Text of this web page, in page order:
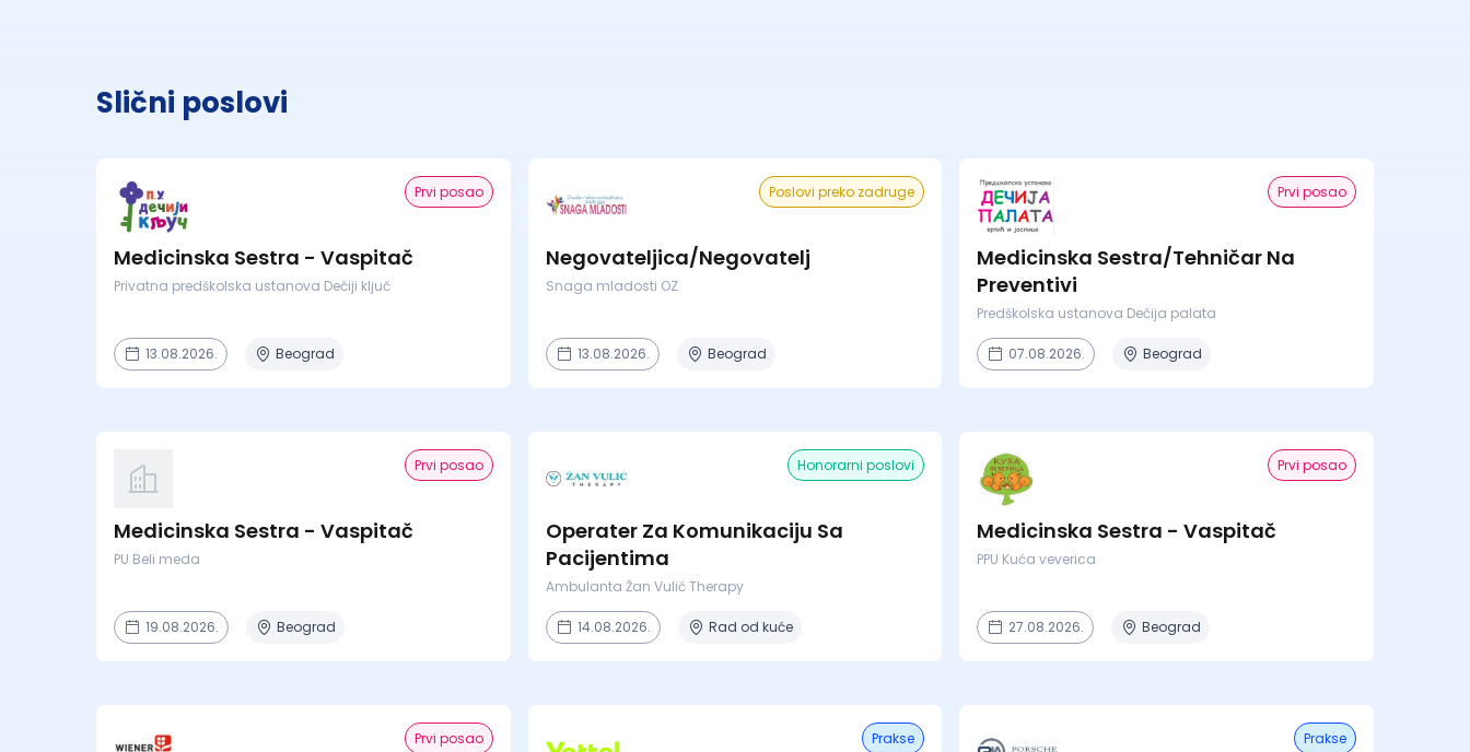
Slični poslovi
Prvi posao
Medicinska Sestra - Vaspitač
Privatna predškolska ustanova Dečiji ključ
13.08.2026. Beograd
Poslovi preko zadruge
Negovateljica/Negovatelj
Snaga mladosti OZ
13.08.2026. Beograd
Prvi posao
Medicinska Sestra/Tehničar Na
Preventivi
Predškolska ustanova Dečija palata
07.08.2026. Beograd
Prvi posao
Medicinska Sestra - Vaspitač
PU Beli meda
19.08.2026. Beograd
Honorarni poslovi
Operater Za Komunikaciju Sa
Pacijentima
Ambulanta Žan Vulić Therapy
14.08.2026. Rad od kuće
Prvi posao
Medicinska Sestra - Vaspitač
PPU Kuća veverica
27.08.2026. Beograd
Prvi posao Prakse Prakse